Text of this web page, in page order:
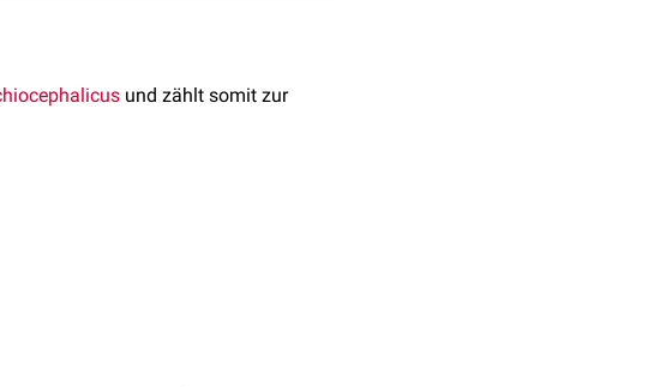
und zählt somit zur
der Haussäugetiere.
Lehrbuch der Anatomie der